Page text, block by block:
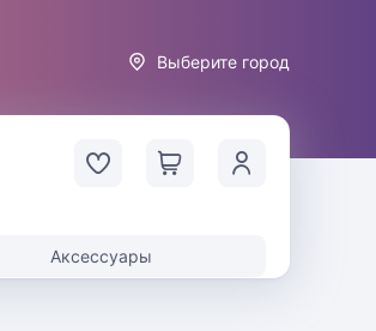
Выберите город
Аксессуары